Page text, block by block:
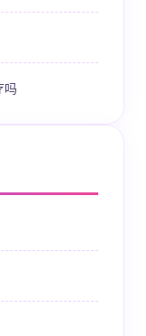
吗